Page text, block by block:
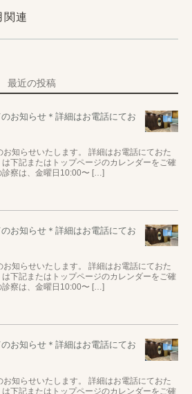
関連
最近の投稿
お知らせ＊詳細はお電話にてお
知らせいたします。 詳細はお電話にておた
下記またはトップページのカレンダーをご確
察は、金曜日10:00〜 […]
お知らせ＊詳細はお電話にてお
知らせいたします。 詳細はお電話にておた
下記またはトップページのカレンダーをご確
察は、金曜日10:00〜 […]
お知らせ＊詳細はお電話にてお
知らせいたします。 詳細はお電話にておた
下記またはトップページのカレンダーをご確